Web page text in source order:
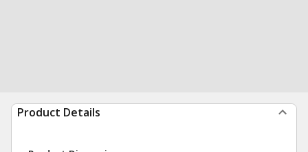
Product Details